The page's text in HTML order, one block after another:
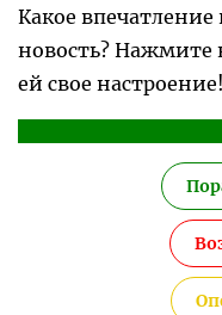
Какое впечатление
новость? Нажмите
ей свое настроение!